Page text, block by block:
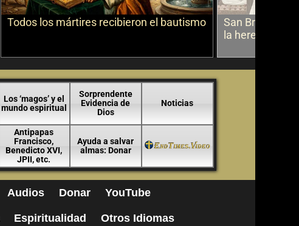
Todos los mártires recibieron el bautismo
San Bruno
la herejía
Los ‘magos’ y el
mundo espiritual
Sorprendente
Evidencia de
Dios
Noticias
Antipapas
Francisco,
Benedicto XVI,
JPII, etc.
Ayuda a salvar
almas: Donar
Audios Donar YouTube
Espiritualidad Otros Idiomas